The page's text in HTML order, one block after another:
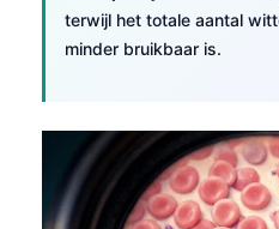
terwijl het totale aantal
minder bruikbaar is.